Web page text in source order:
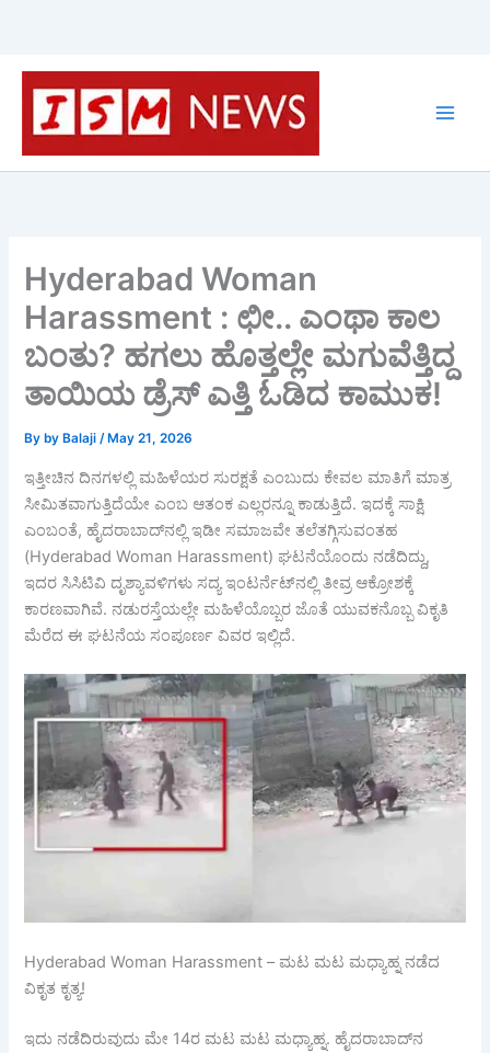
Skip
content
Hyderabad Woman
Harassment : ಛೀ.. ಎಂಥಾ ಕಾಲ
ಬಂತು? ಹಗಲು ಹೊತ್ತಲ್ಲೇ ಮಗುವೆತ್ತಿದ್ದ
ತಾಯಿಯ ಡ್ರೆಸ್ ಎತ್ತಿ ಓಡಿದ ಕಾಮುಕ!
By by Balaji/ May 21, 2026
ಇತ್ತೀಚಿನ ದಿನಗಳಲ್ಲಿ ಮಹಿಳೆಯರ ಸುರಕ್ಷತೆ ಎಂಬುದು ಕೇವಲ ಮಾತಿಗೆ ಮಾತ್ರ
ಸೀಮಿತವಾಗುತ್ತಿದೆಯೇ ಎಂಬ ಆತಂಕ ಎಲ್ಲರನ್ನೂ ಕಾಡುತ್ತಿದೆ. ಇದಕ್ಕೆ ಸಾಕ್ಷಿ
ಎಂಬಂತೆ, ಹೈದರಾಬಾದ್‌ನಲ್ಲಿ ಇಡೀ ಸಮಾಜವೇ ತಲೆತಗ್ಗಿಸುವಂತಹ
(Hyderabad Woman Harassment) ಘಟನೆಯೊಂದು ನಡೆದಿದ್ದು,
ಇದರ ಸಿಸಿಟಿವಿ ದೃಶ್ಯಾವಳಿಗಳು ಸದ್ಯ ಇಂಟರ್ನೆಟ್‌ನಲ್ಲಿ ತೀವ್ರ ಆಕ್ರೋಶಕ್ಕೆ
ಕಾರಣವಾಗಿವೆ. ನಡುರಸ್ತೆಯಲ್ಲೇ ಮಹಿಳೆಯೊಬ್ಬರ ಜೊತೆ ಯುವಕನೊಬ್ಬ ವಿಕೃತಿ
ಮೆರೆದ ಈ ಘಟನೆಯ ಸಂಪೂರ್ಣ ವಿವರ ಇಲ್ಲಿದೆ.
Hyderabad Woman Harassment – ಮಟ ಮಟ ಮಧ್ಯಾಹ್ನ ನಡೆದ
ವಿಕೃತ ಕೃತ್ಯ!
ಇದು ನಡೆದಿರುವುದು ಮೇ 14ರ ಮಟ ಮಟ ಮಧ್ಯಾಹ್ನ. ಹೈದರಾಬಾದ್‌ನ